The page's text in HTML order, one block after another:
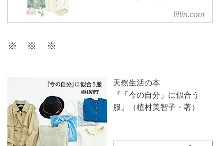
リルティンは、個人の方が日頃の
ファッションに関するお悩みを相
しむお手伝いをいたします。
liltin.com
※ ※ ※
天然生活の本
『「今の自分」に似合う
服』（植村美智子・著）